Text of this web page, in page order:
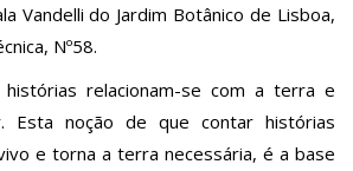
Vandelli do Jardim Botânico de Lisboa,
Nº58.
relacionam-se com a terra e
Esta noção de que contar histórias
e torna a terra necessária, é a base